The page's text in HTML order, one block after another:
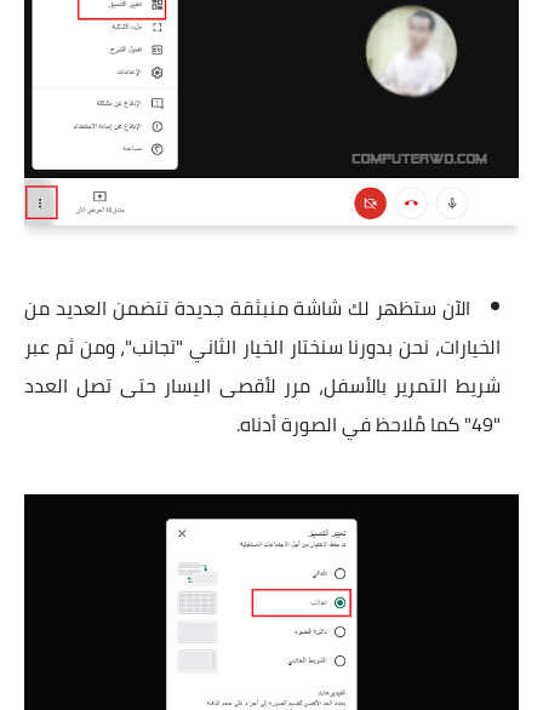
الآن ستظهر لك شاشة منبثقة جديدة تتضمن العديد من
الخيارات، نحن بدورنا سنختار الخيار الثاني "تجانب"، ومن ثم عبر
شريط التمرير بالأسفل، مرر لأقصى اليسار حتى تصل العدد
"49" كما مُلاحظ في الصورة أدناه.